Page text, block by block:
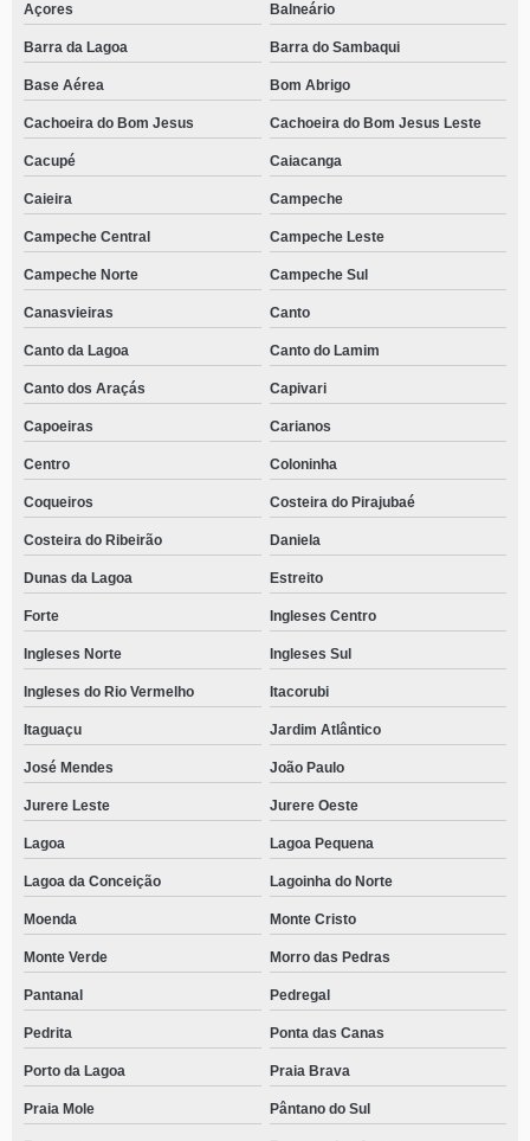
Açores Balneário
Barra da Lagoa Barra do Sambaqui
Base Aérea Bom Abrigo
Cachoeira do Bom Jesus Cachoeira do Bom Jesus Leste
Cacupé Caiacanga
Caieira Campeche
Campeche Central Campeche Leste
Campeche Norte Campeche Sul
Canasvieiras Canto
Canto da Lagoa Canto do Lamim
Canto dos Araçás Capivari
Capoeiras Carianos
Centro Coloninha
Coqueiros Costeira do Pirajubaé
Costeira do Ribeirão Daniela
Dunas da Lagoa Estreito
Forte Ingleses Centro
Ingleses Norte Ingleses Sul
Ingleses do Rio Vermelho Itacorubi
Itaguaçu Jardim Atlântico
José Mendes João Paulo
Jurere Leste Jurere Oeste
Lagoa Lagoa Pequena
Lagoa da Conceição Lagoinha do Norte
Moenda Monte Cristo
Monte Verde Morro das Pedras
Pantanal Pedregal
Pedrita Ponta das Canas
Porto da Lagoa Praia Brava
Praia Mole Pântano do Sul